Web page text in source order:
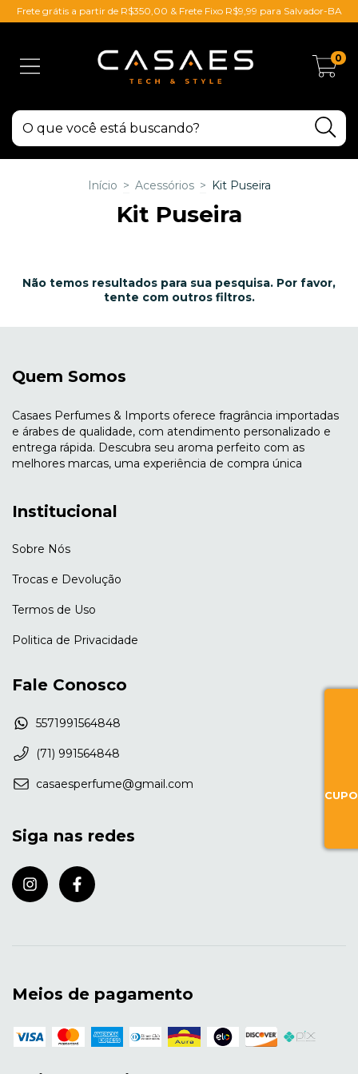
Frete grátis a partir de R$350,00 & Frete Fixo R$9,99 para Salvador-BA
0
Início > Acessórios > Kit Puseira
Kit Puseira
Não temos resultados para sua pesquisa. Por favor,
tente com outros filtros.
Quem Somos
Casaes Perfumes & Imports oferece fragrância importadas
e árabes de qualidade, com atendimento personalizado e
entrega rápida. Descubra seu aroma perfeito com as
melhores marcas, uma experiência de compra única
Institucional
Sobre Nós
Trocas e Devolução
Termos de Uso
Politica de Privacidade
Fale Conosco
5571991564848
(71) 991564848
casaesperfume@gmail.com
Siga nas redes
Meios de pagamento